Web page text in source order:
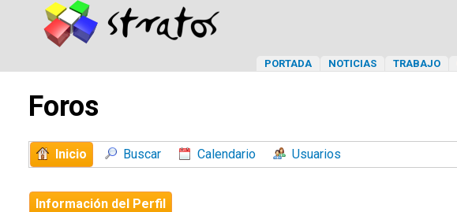
PORTADA NOTICIAS TRABAJO
Foros
Inicio Buscar Calendario Usuarios
Información del Perfil